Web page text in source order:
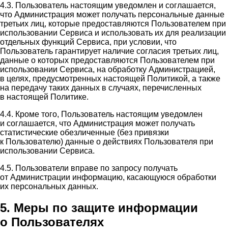
4.3. Пользователь настоящим уведомлен и соглашается,
что Администрация может получать персональные данные
третьих лиц, которые предоставляются Пользователем при
использовании Сервиса и использовать их для реализации
отдельных функций Сервиса, при условии, что
Пользователь гарантирует наличие согласия третьих лиц,
данные о которых предоставляются Пользователем при
использовании Сервиса, на обработку Администрацией,
в целях, предусмотренных настоящей Политикой, а также
на передачу таких данных в случаях, перечисленных
в настоящей Политике.
4.4. Кроме того, Пользователь настоящим уведомлен
и соглашается, что Администрация может получать
статистические обезличенные (без привязки
к Пользователю) данные о действиях Пользователя при
использовании Сервиса.
4.5. Пользователи вправе по запросу получать
от Администрации информацию, касающуюся обработки
их персональных данных.
5. Меры по защите информации
о Пользователях